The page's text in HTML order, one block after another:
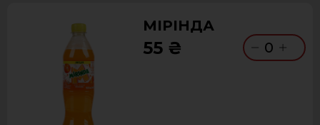
МІРІНДА
55 ₴ 0